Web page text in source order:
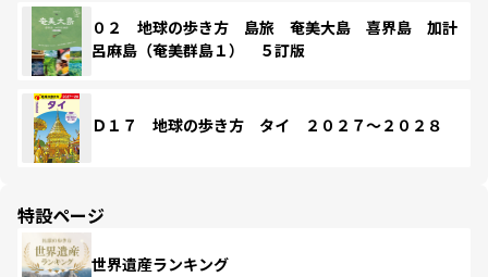
０２ 地球の歩き方 島旅 奄美大島 喜界島 加計
呂麻島（奄美群島１） ５訂版
Ｄ１７ 地球の歩き方 タイ ２０２７～２０２８
特設ページ
世界遺産ランキング